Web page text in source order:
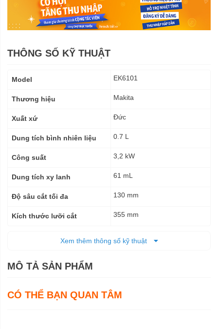
THÔNG SỐ KỸ THUẬT
kỹ
Model EK6101
Thương hiệu Makita
Xuất xứ Đức
Dung tích bình nhiên liệu 0.7 L
Công suất 3,2 kW
Dung tích xy lanh 61 mL
Độ sâu cắt tối đa 130 mm
Kích thước lưỡi cắt 355 mm
Trọng lượng tịnh 8,8 kg
Xem thêm thông số kỹ thuật
MÔ TẢ SẢN PHẨM
CÓ THỂ BẠN QUAN TÂM